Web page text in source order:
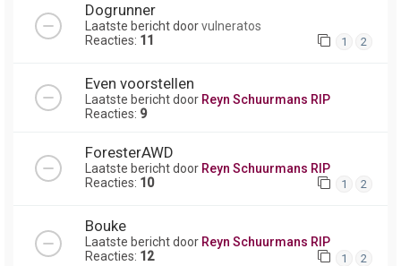
Dogrunner
Laatste bericht doorvulneratos
Reacties: 11 1 2
Even voorstellen
Laatste bericht door Reyn Schuurmans RIP
Reacties: 9
ForesterAWD
Laatste bericht door Reyn Schuurmans RIP
Reacties: 10 1 2
Bouke
Laatste bericht door Reyn Schuurmans RIP
Reacties: 12 1 2